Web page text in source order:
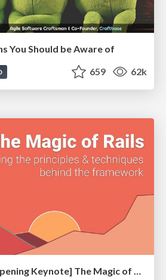
You Should be Aware of
659 62k
[RailsConf 2023 Opening Keynote] The Magic of Rails